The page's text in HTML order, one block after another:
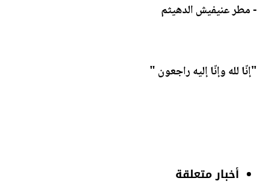
- مطر عنيفيش الدهيثم
"إنّا لله وإنّا إليه راجعون "
أخبار متعلقة